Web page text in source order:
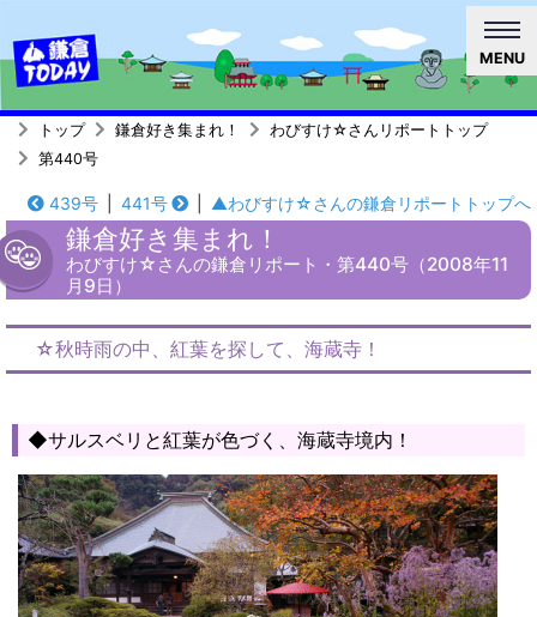
MENU
トップ 鎌倉好き集まれ！
わびすけ☆さんリポートトップ
第440号
439号 441号 ▲わびすけ☆さんの鎌倉リポートトップへ
鎌倉好き集まれ！
わびすけ☆さんの鎌倉リポート・第440号（2008年11
月9日）
☆秋時雨の中、紅葉を探して、海蔵寺！
◆サルスベリと紅葉が色づく、海蔵寺境内！